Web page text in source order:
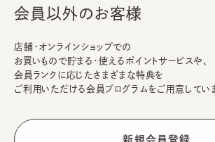
会員以外のお客様
店舗・オンラインショップでの
お買いもので貯まる・使えるポイントサービスや、
会員ランクに応じたさまざまな特典を
ご利用いただける会員プログラムをご用意してい